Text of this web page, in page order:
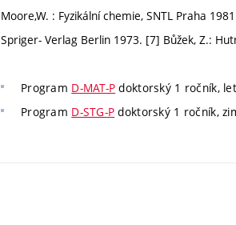
Moore,W. : Fyzikální chemie, SNTL Praha
Spriger- Verlag Berlin 1973. [7] Bůžek, Z.:
Program D-MAT-P doktorský 1 ročník,
Program D-STG-P doktorský 1 ročník,